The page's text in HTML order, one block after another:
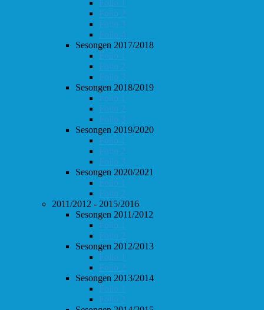
Follo 1
Follo 2
Follo 3
Follo 4
Sesongen 2017/2018
Follo 1
Follo 2
Follo 3
Sesongen 2018/2019
Follo 1
Follo 2
Follo 3
Sesongen 2019/2020
Follo 1
Follo 2
Follo 3
Sesongen 2020/2021
Follo 1
Follo 2
2011/2012 - 2015/2016
Sesongen 2011/2012
Follo 1
Follo 2
Sesongen 2012/2013
Follo 1
Follo 2
Sesongen 2013/2014
Follo 1
Follo 2